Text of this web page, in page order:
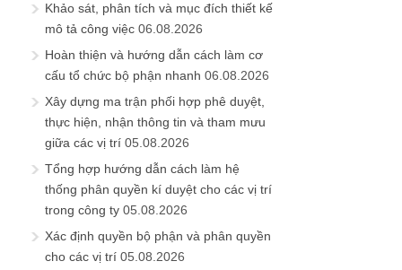
Khảo sát, phân tích và mục đích thiết kế
mô tả công việc 06.08.2026
Hoàn thiện và hướng dẫn cách làm cơ
cấu tổ chức bộ phận nhanh 06.08.2026
Xây dựng ma trận phối hợp phê duyệt,
thực hiện, nhận thông tin và tham mưu
giữa các vị trí 05.08.2026
Tổng hợp hướng dẫn cách làm hệ
thống phân quyền kí duyệt cho các vị trí
trong công ty 05.08.2026
Xác định quyền bộ phận và phân quyền
cho các vị trí 05.08.2026